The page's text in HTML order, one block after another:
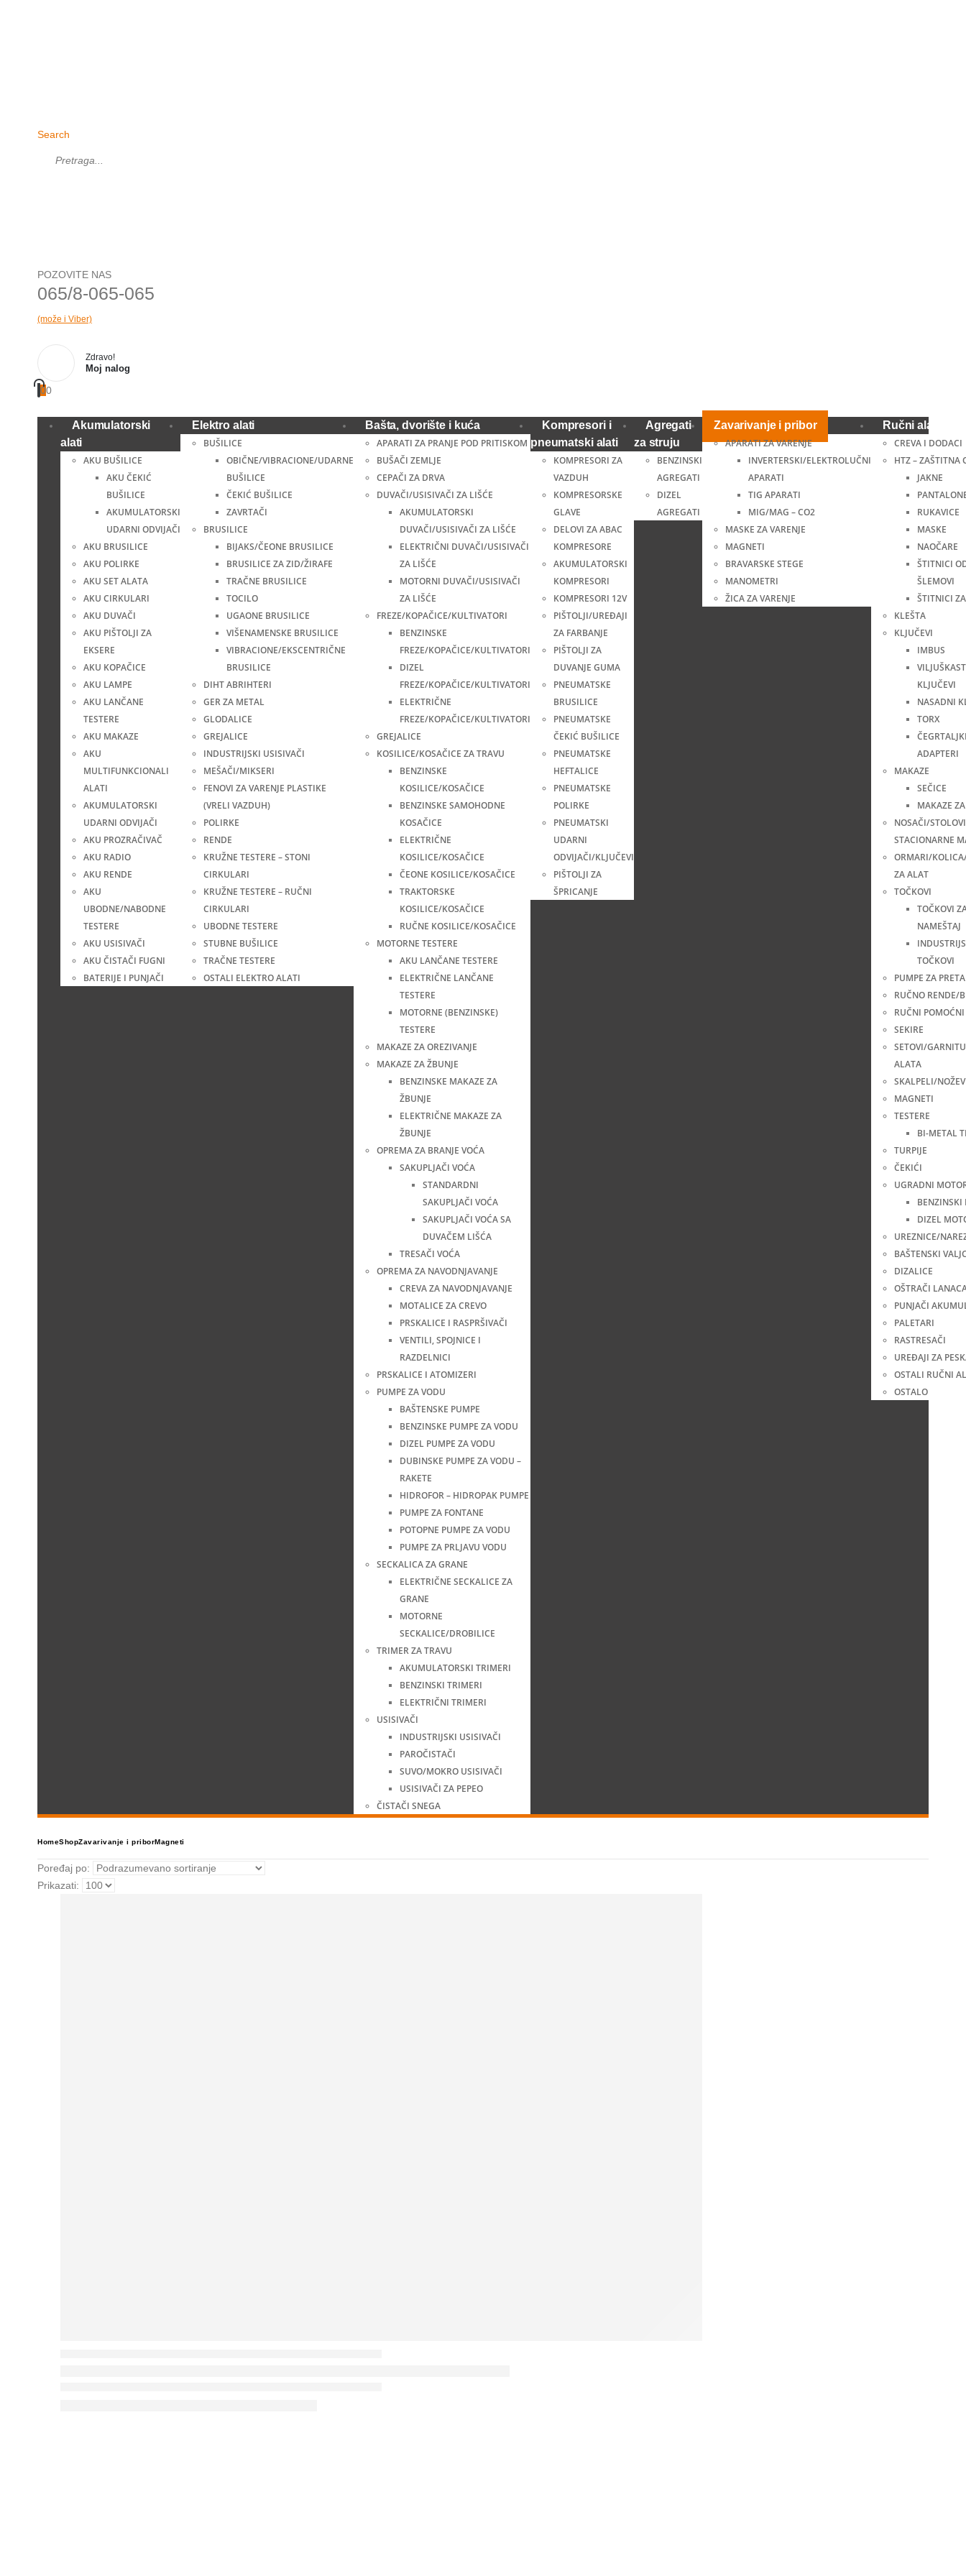
Search
POZOVITE NAS
065/8-065-065
(može i Viber)
Zdravo!
Moj nalog
00
Akumulatorski
alati
AKU BUŠILICE
AKU ČEKIĆ
BUŠILICE
AKUMULATORSKI
UDARNI ODVIJAČI
AKU BRUSILICE
AKU POLIRKE
AKU SET ALATA
AKU CIRKULARI
AKU DUVAČI
AKU PIŠTOLJI ZA
EKSERE
AKU KOPAČICE
AKU LAMPE
AKU LANČANE
TESTERE
AKU MAKAZE
AKU
MULTIFUNKCIONALI
ALATI
AKUMULATORSKI
UDARNI ODVIJAČI
AKU PROZRAČIVAČ
AKU RADIO
AKU RENDE
AKU
UBODNE/NABODNE
TESTERE
AKU USISIVAČI
AKU ČISTAČI FUGNI
BATERIJE I PUNJAČI
Elektro alati
BUŠILICE
OBIČNE/VIBRACIONE/UDARNE
BUŠILICE
ČEKIĆ BUŠILICE
ZAVRTAČI
BRUSILICE
BIJAKS/ČEONE BRUSILICE
BRUSILICE ZA ZID/ŽIRAFE
TRAČNE BRUSILICE
TOCILO
UGAONE BRUSILICE
VIŠENAMENSKE BRUSILICE
VIBRACIONE/EKSCENTRIČNE
BRUSILICE
DIHT ABRIHTERI
GER ZA METAL
GLODALICE
GREJALICE
INDUSTRIJSKI USISIVAČI
MEŠAČI/MIKSERI
FENOVI ZA VARENJE PLASTIKE
(VRELI VAZDUH)
POLIRKE
RENDE
KRUŽNE TESTERE – STONI
CIRKULARI
KRUŽNE TESTERE – RUČNI
CIRKULARI
UBODNE TESTERE
STUBNE BUŠILICE
TRAČNE TESTERE
OSTALI ELEKTRO ALATI
Bašta, dvorište i kuća
APARATI ZA PRANJE POD PRITISKOM
BUŠAČI ZEMLJE
CEPAČI ZA DRVA
DUVAČI/USISIVAČI ZA LIŠĆE
AKUMULATORSKI
DUVAČI/USISIVAČI ZA LIŠĆE
ELEKTRIČNI DUVAČI/USISIVAČI
ZA LIŠĆE
MOTORNI DUVAČI/USISIVAČI
ZA LIŠĆE
FREZE/KOPAČICE/KULTIVATORI
BENZINSKE
FREZE/KOPAČICE/KULTIVATORI
DIZEL
FREZE/KOPAČICE/KULTIVATORI
ELEKTRIČNE
FREZE/KOPAČICE/KULTIVATORI
GREJALICE
KOSILICE/KOSAČICE ZA TRAVU
BENZINSKE
KOSILICE/KOSAČICE
BENZINSKE SAMOHODNE
KOSAČICE
ELEKTRIČNE
KOSILICE/KOSAČICE
ČEONE KOSILICE/KOSAČICE
TRAKTORSKE
KOSILICE/KOSAČICE
RUČNE KOSILICE/KOSAČICE
MOTORNE TESTERE
AKU LANČANE TESTERE
ELEKTRIČNE LANČANE
TESTERE
MOTORNE (BENZINSKE)
TESTERE
MAKAZE ZA OREZIVANJE
MAKAZE ZA ŽBUNJE
BENZINSKE MAKAZE ZA
ŽBUNJE
ELEKTRIČNE MAKAZE ZA
ŽBUNJE
OPREMA ZA BRANJE VOĆA
SAKUPLJAČI VOĆA
STANDARDNI
SAKUPLJAČI VOĆA
SAKUPLJAČI VOĆA SA
DUVAČEM LIŠĆA
TRESAČI VOĆA
OPREMA ZA NAVODNJAVANJE
CREVA ZA NAVODNJAVANJE
MOTALICE ZA CREVO
PRSKALICE I RASPRŠIVAČI
VENTILI, SPOJNICE I
RAZDELNICI
PRSKALICE I ATOMIZERI
PUMPE ZA VODU
BAŠTENSKE PUMPE
BENZINSKE PUMPE ZA VODU
DIZEL PUMPE ZA VODU
DUBINSKE PUMPE ZA VODU –
RAKETE
HIDROFOR – HIDROPAK PUMPE
PUMPE ZA FONTANE
POTOPNE PUMPE ZA VODU
PUMPE ZA PRLJAVU VODU
SECKALICA ZA GRANE
ELEKTRIČNE SECKALICE ZA
GRANE
MOTORNE
SECKALICE/DROBILICE
TRIMER ZA TRAVU
AKUMULATORSKI TRIMERI
BENZINSKI TRIMERI
ELEKTRIČNI TRIMERI
USISIVAČI
INDUSTRIJSKI USISIVAČI
PAROČISTAČI
SUVO/MOKRO USISIVAČI
USISIVAČI ZA PEPEO
ČISTAČI SNEGA
Kompresori i
pneumatski alati
KOMPRESORI ZA
VAZDUH
KOMPRESORSKE
GLAVE
DELOVI ZA ABAC
KOMPRESORE
AKUMULATORSKI
KOMPRESORI
KOMPRESORI 12V
PIŠTOLJI/UREĐAJI
ZA FARBANJE
PIŠTOLJI ZA
DUVANJE GUMA
PNEUMATSKE
BRUSILICE
PNEUMATSKE
ČEKIĆ BUŠILICE
PNEUMATSKE
HEFTALICE
PNEUMATSKE
POLIRKE
PNEUMATSKI
UDARNI
ODVIJAČI/KLJUČEVI
PIŠTOLJI ZA
ŠPRICANJE
Agregati
za struju
BENZINSKI
AGREGATI
DIZEL
AGREGATI
Zavarivanje i pribor
APARATI ZA VARENJE
INVERTERSKI/ELEKTROLUČNI
APARATI
TIG APARATI
MIG/MAG – CO2
MASKE ZA VARENJE
MAGNETI
BRAVARSKE STEGE
MANOMETRI
ŽICA ZA VARENJE
Ručni alat i
CREVA I DODACI
HTZ – ZAŠTITNA
JAKNE
RUKAVICE
MASKE
NAOČARE
ŠTITNICI
ŠLEMOVI
ŠTITNICI
KLEŠTA
KLJUČEVI
IMBUS
KLJUČEVI
NASADNI
TORX
ADAPTERI
MAKAZE
SEČICE
MAKAZE
NOSAČI/
STACIONARNE
ORMARI/
ZA ALAT
TOČKOVI
TOČKOVI
NAMEŠTAJ
TOČKOVI
PUMPE ZA
RUČNO RENDE/
RUČNI
SEKIRE
SETOVI/
ALATA
SKALPELI/
MAGNETI
TESTERE
BI-METAL
TURPIJE
ČEKIĆI
UGRADNI
BENZINSKI
DIZEL
UREZNICE/
BAŠTENSKI
DIZALICE
OŠTRAČI
PUNJAČI
PALETARI
RASTRESAČI
UREĐAJI ZA
OSTALI RUČNI
OSTALO
HomeShopZavarivanje i priborMagneti
Poređaj po:
Prikazati: